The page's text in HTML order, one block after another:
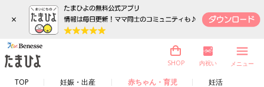
×
TOP 妊娠・出産 赤ちゃん・育児 妊活
SHOP 内祝い メニュー